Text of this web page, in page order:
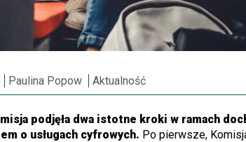
Paulina Popow Aktualność
podjęła dwa istotne kroki w ramach
o usługach cyfrowych. Po pierwsze,